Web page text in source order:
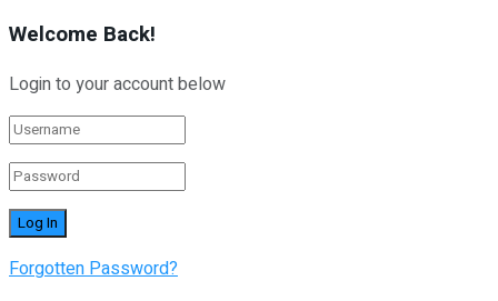
Welcome Back!
Login to your account below
Forgotten Password?